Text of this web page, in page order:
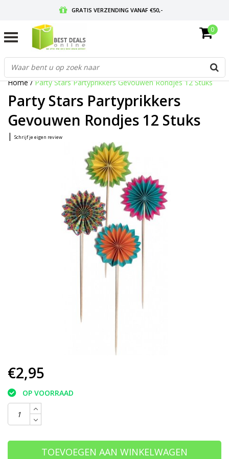
GRATIS VERZENDING VANAF €50,-
GRATIS RETOURNEREN EN 30 DAGEN BEDENKTIJD
0
Home/Party Stars Partyprikkers Gevouwen Rondjes 12 Stuks
Party Stars Partyprikkers
Gevouwen Rondjes 12 Stuks
| Schrijf je eigen review
€2,95
OP VOORRAAD
TOEVOEGEN AAN WINKELWAGEN